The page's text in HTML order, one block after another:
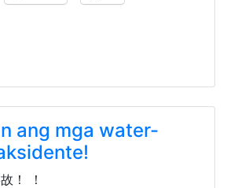
ang mga water-
！ ！